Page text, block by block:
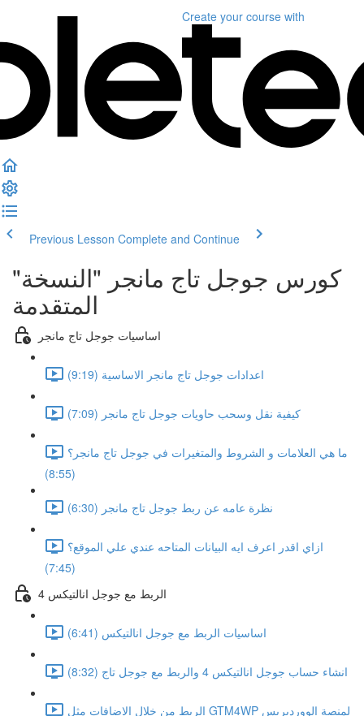
Create your course with
Previous Lesson Complete and Continue
"كورس جوجل تاج مانجر "النسخة
المتقدمة
اساسيات جوجل تاج مانجر
اعدادات جوجل تاج مانجر الاساسية (9:19)
كيفية نقل وسحب حاويات جوجل تاج مانجر (7:09)
ما هي العلامات و الشروط والمتغيرات في جوجل تاج مانجر؟
(8:55)
نظرة عامه عن ربط جوجل تاج مانجر (6:30)
ازاي اقدر اعرف ايه البيانات المتاحه عندي علي الموقع؟
(7:45)
الربط مع جوجل انالتيكس 4
اساسيات الربط مع جوجل انالتيكس (6:41)
انشاء حساب جوجل انالتيكس 4 والربط مع جوجل تاج (8:32)
الربط من خلال الاضافات مثل GTM4WP لمنصة الووردبريس